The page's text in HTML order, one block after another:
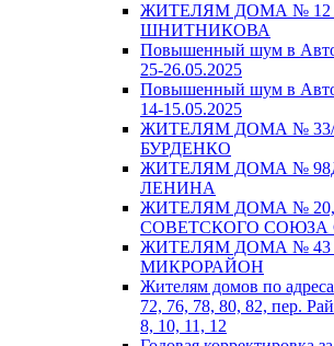
ЖИТЕЛЯМ ДОМА № 12
ШНИТНИКОВА
Повышенный шум в
25-26.05.2025
Повышенный шум в
14-15.05.2025
ЖИТЕЛЯМ ДОМА № 33/
БУРДЕНКО
ЖИТЕЛЯМ ДОМА №
ЛЕНИНА
ЖИТЕЛЯМ ДОМА № 20,
СОВЕТСКОГО СОЮЗА
ЖИТЕЛЯМ ДОМА № 43
МИКРОРАЙОН
Жителям домов по
72, 76, 78, 80, 82, пер.
8, 10, 11, 12